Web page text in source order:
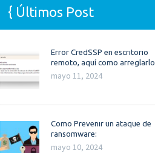
Últimos Post
Error CredSSP en escritorio
remoto, aquí como arreglarlo.
mayo 11, 2024
Como Prevenir un ataque de
ransomware:
mayo 10, 2024